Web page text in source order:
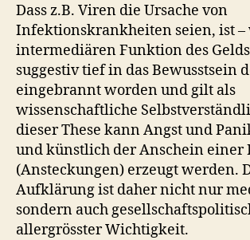
Dass z.B. Viren die Ursache von
Infektionskrankheiten seien, ist –
intermediären Funktion des
suggestiv tief in das Bewusstsein
eingebrannt worden und gilt als
wissenschaftliche
dieser These kann Angst und
und künstlich der Anschein einer
(Ansteckungen) erzeugt werden.
Aufklärung ist daher nicht nur
sondern auch
allergrösster Wichtigkeit.